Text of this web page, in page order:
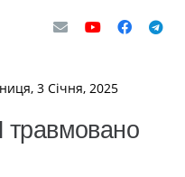
3 Січня, 2025